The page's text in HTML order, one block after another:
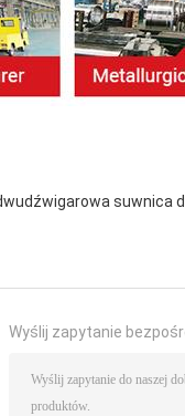
suwnica
Wyślij zapytanie